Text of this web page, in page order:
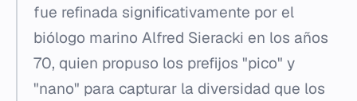
fue refinada significativamente por el
biólogo marino Alfred Sieracki en los años
70, quien propuso los prefijos "pico" y
"nano" para capturar la diversidad que los